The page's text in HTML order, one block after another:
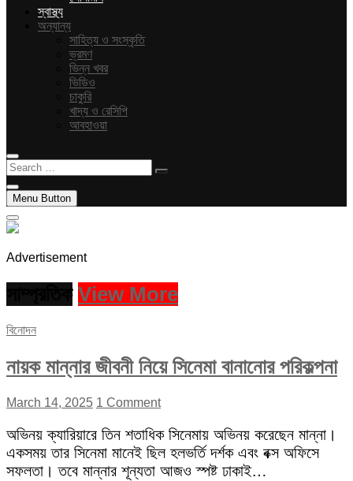
স্বাস্থ্য
অন্যান্য
সাহিত্য ও সংস্কৃতি
ভ্রমণ
ভিন্ন খবর
ভিডিও
চাকুরি
খাদ্য ও রেসিপি
আবহাওয়া
Search
…
Menu Button
Advertisement
View More
বিনোদন
নায়ক মান্নার জীবনী নিয়ে সিনেমা বানানোর পরিকল্পনা
March 14, 2025 1 Comment
অভিনয় ক্যারিয়ারে তিন শতাধিক সিনেমায় অভিনয় করেছেন মান্না।
একসময় তার সিনেমা মানেই ছিল হলভর্তি দর্শক এবং বক্স অফিসে
সফলতা। তবে মান্নার শূন্যতা আজও স্পষ্ট ঢাকাই…